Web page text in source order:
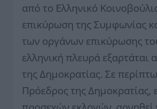
από το Ελληνικό
επικύρωση της Συμφωνίας
των οργάνων επικύρωσης
ελληνική πλευρά εξαρτάται
της Δημοκρατίας. Σε
Πρόεδρος της Δημοκρατίας,